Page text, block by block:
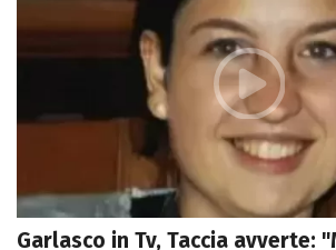
Garlasco in Tv, Taccia avverte: